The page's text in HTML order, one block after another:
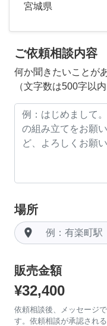
宮城県
ご依頼相談内容
何か聞きたいことが
（文字数は500字以内
場所
room
販売金額
¥32,400
依頼相談後、メッセージ
す。依頼相談が承認され